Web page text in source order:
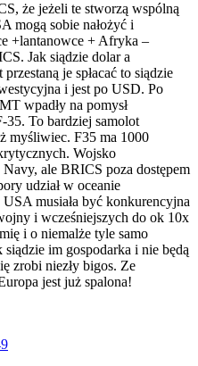
że jeżeli te stworzą wspólną
mogą sobie nałożyć i
+lantanowce + Afryka –
Jak siądzie dolar a
je spłacać to siądzie
i jest po USD. Po
wpadły na pomysł
35. To bardziej samolot
myśliwiec. F35 ma 1000
Wojsko
ale BRICS poza dostępem
udział w oceanie
musiała być konkurencyjna
i wcześniejszych do ok 10x
i o niemalże tyle samo
im gospodarka i nie będą
zrobi niezły bigos. Ze
jest już spalona!